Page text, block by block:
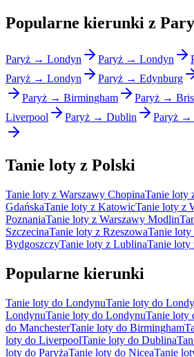
Popularne kierunki z
Paryż → Londyn Paryż → Londyn
Paryż → Londyn
Paryż → Edynburg
Paryż → Birmingham
Paryż →
Liverpool
Paryż → Dublin Paryż →
Tanie loty z Polski
Tanie loty z Warszawy ChopinaTanie loty
GdańskaTanie loty z KatowicTanie loty z
PoznaniaTanie loty z Warszawy Modlin
SzczecinaTanie loty z RzeszowaTanie
BydgoszczyTanie loty z LublinaTanie loty
Popularne kierunki
Tanie loty do LondynuTanie loty do
LondynuTanie loty do LondynuTanie loty
do ManchesterTanie loty do Birmingham
loty do LiverpoolTanie loty do Dublina
loty do ParyżaTanie loty do NiceaTanie